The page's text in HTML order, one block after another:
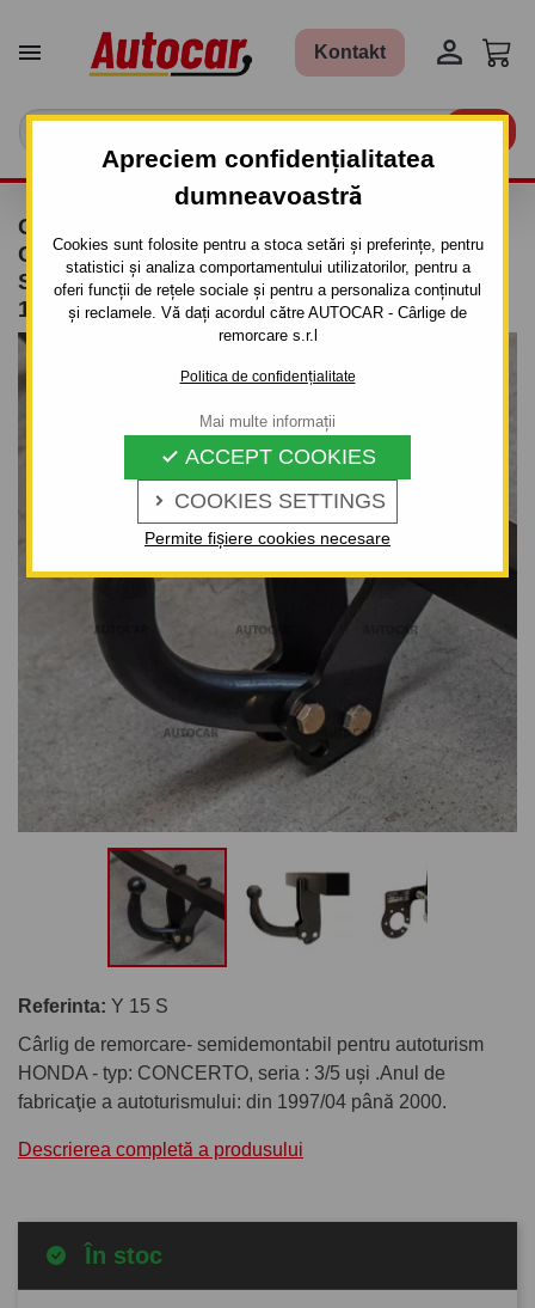
Apreciem confidențialitatea
dumneavoastră
Cookies sunt folosite pentru a stoca setări și preferințe, pentru
statistici și analiza comportamentului utilizatorilor, pentru a
oferi funcții de rețele sociale și pentru a personaliza conținutul
și reclamele. Vă dați acordul către AUTOCAR - Cârlige de
remorcare s.r.l
Politica de confidențialitate
 COOKIES SETTINGS
 ACCEPT COOKIES
Permite fișiere cookies necesare
Mai multe informații
 Kontakt 
CÂRLIG DE REMORCARE PENTRU HONDA
CONCERTO - 3/5 UŞI - SISTEM
SEMIDEMONTABIL -CU ŞURUBURI - DIN
1997/04 PÂNĂ 2000
Referinta: Y 15 S
Cârlig de remorcare- semidemontabil pentru autoturism
HONDA - typ: CONCERTO, seria : 3/5 uşi .Anul de
fabricaţie a autoturismului: din 1997/04 până 2000.
Descrierea completă a produsului
În stoc